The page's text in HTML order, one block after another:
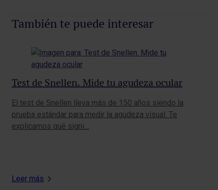
También te puede interesar
Test de Snellen. Mide tu agudeza ocular
El test de Snellen lleva más de 150 años siendo la
prueba estándar para medir la agudeza visual. Te
explicamos qué signi…
Leer más